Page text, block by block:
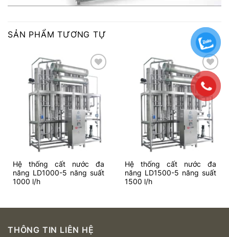
SẢN PHẨM TƯƠNG TỰ
Add to
wishlist
Hệ thống cất nước đa
năng LD1000-5 năng suất
1000 l/h
Add to
wishlist
Hệ thống cất nước đa
năng LD1500-5 năng suất
1500 l/h
THÔNG TIN LIÊN HỆ